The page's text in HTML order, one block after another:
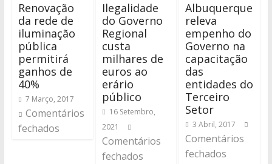
Renovação
da rede de
iluminação
pública
permitirá
ganhos de
40%
7 Março, 2017
Comentários
fechados
Ilegalidade
do Governo
Regional
custa
milhares de
euros ao
erário
público
16 Setembro,
2021
Comentários
fechados
Albuquerque
releva
empenho do
Governo na
capacitação
das
entidades do
Terceiro
Setor
3 Abril, 2017
Comentários
fechados